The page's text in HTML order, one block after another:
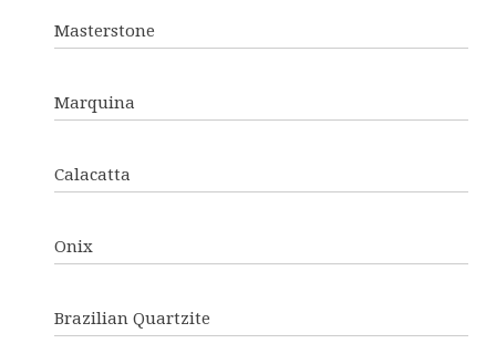
Masterstone
Marquina
Calacatta
Onix
Brazilian Quartzite